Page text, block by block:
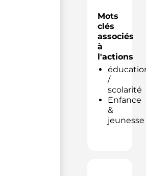
Mots
clés
associés
à
l'actions
/
scolarité
Enfance
&
jeunesse